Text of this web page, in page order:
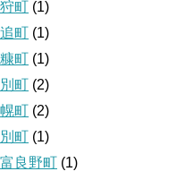
町 (1)
町 (1)
町 (1)
町 (2)
町 (2)
町 (1)
良野町 (1)